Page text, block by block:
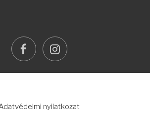
facebookinstagram
nyilatkozat